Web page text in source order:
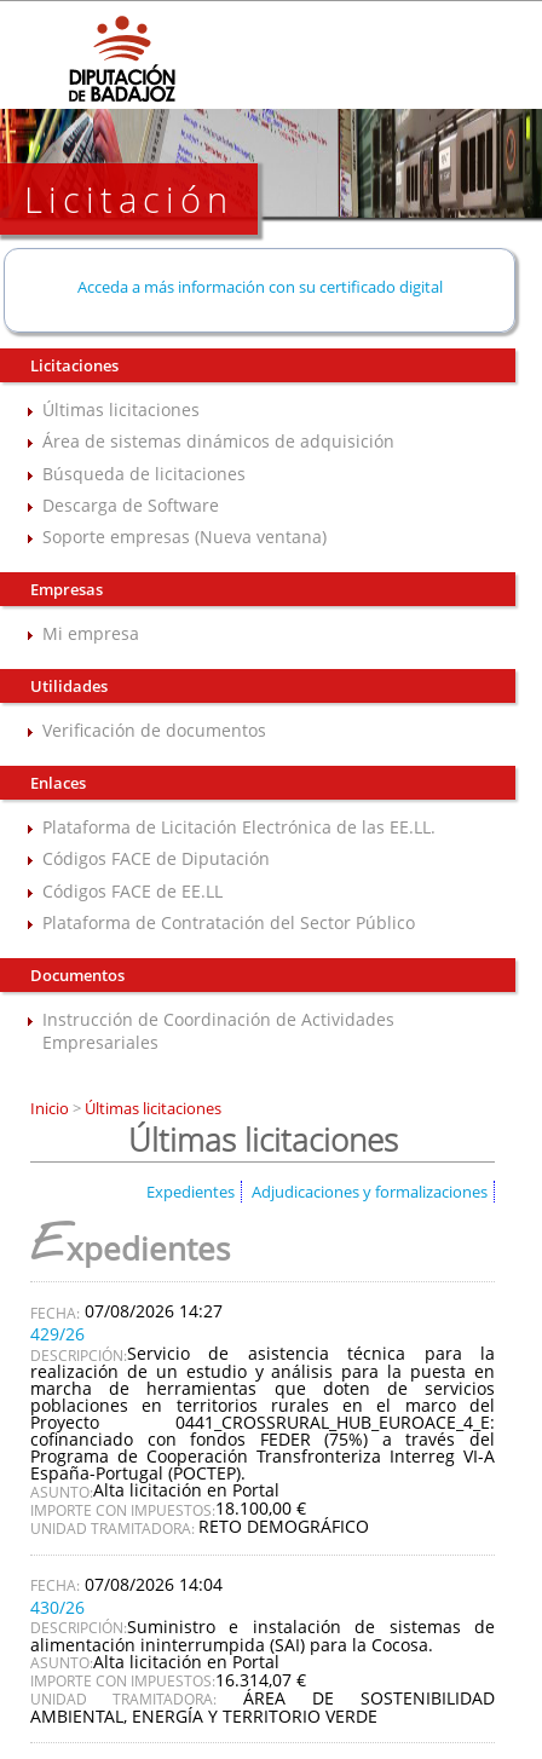
Licitación
Acceda a más información con su certificado digital
Licitaciones
Últimas licitaciones
Área de sistemas dinámicos de adquisición
Búsqueda de licitaciones
Descarga de Software
Soporte empresas (Nueva ventana)
Empresas
Mi empresa
Utilidades
Verificación de documentos
Enlaces
Plataforma de Licitación Electrónica de las EE.LL.
Códigos FACE de Diputación
Códigos FACE de EE.LL
Plataforma de Contratación del Sector Público
Documentos
Instrucción de Coordinación de Actividades
Empresariales
Inicio > Últimas licitaciones
Últimas licitaciones
Expedientes Adjudicaciones y formalizaciones
Expedientes
07/08/2026 14:27
429/26
DESCRIPCIÓN:Servicio de asistencia técnica para la
realización de un estudio y análisis para la puesta en
marcha de herramientas que doten de servicios
poblaciones en territorios rurales en el marco del
Proyecto 0441_CROSSRURAL_HUB_EUROACE_4_E:
cofinanciado con fondos FEDER (75%) a través del
Programa de Cooperación Transfronteriza Interreg VI-A
España-Portugal (POCTEP).
ASUNTO:Alta licitación en Portal
IMPORTE CON IMPUESTOS:18.100,00 €
UNIDAD TRAMITADORA: RETO DEMOGRÁFICO
07/08/2026 14:04
430/26
DESCRIPCIÓN:Suministro e instalación de sistemas de
alimentación ininterrumpida (SAI) para la Cocosa.
ASUNTO:Alta licitación en Portal
IMPORTE CON IMPUESTOS:16.314,07 €
UNIDAD TRAMITADORA: ÁREA DE SOSTENIBILIDAD
AMBIENTAL, ENERGÍA Y TERRITORIO VERDE